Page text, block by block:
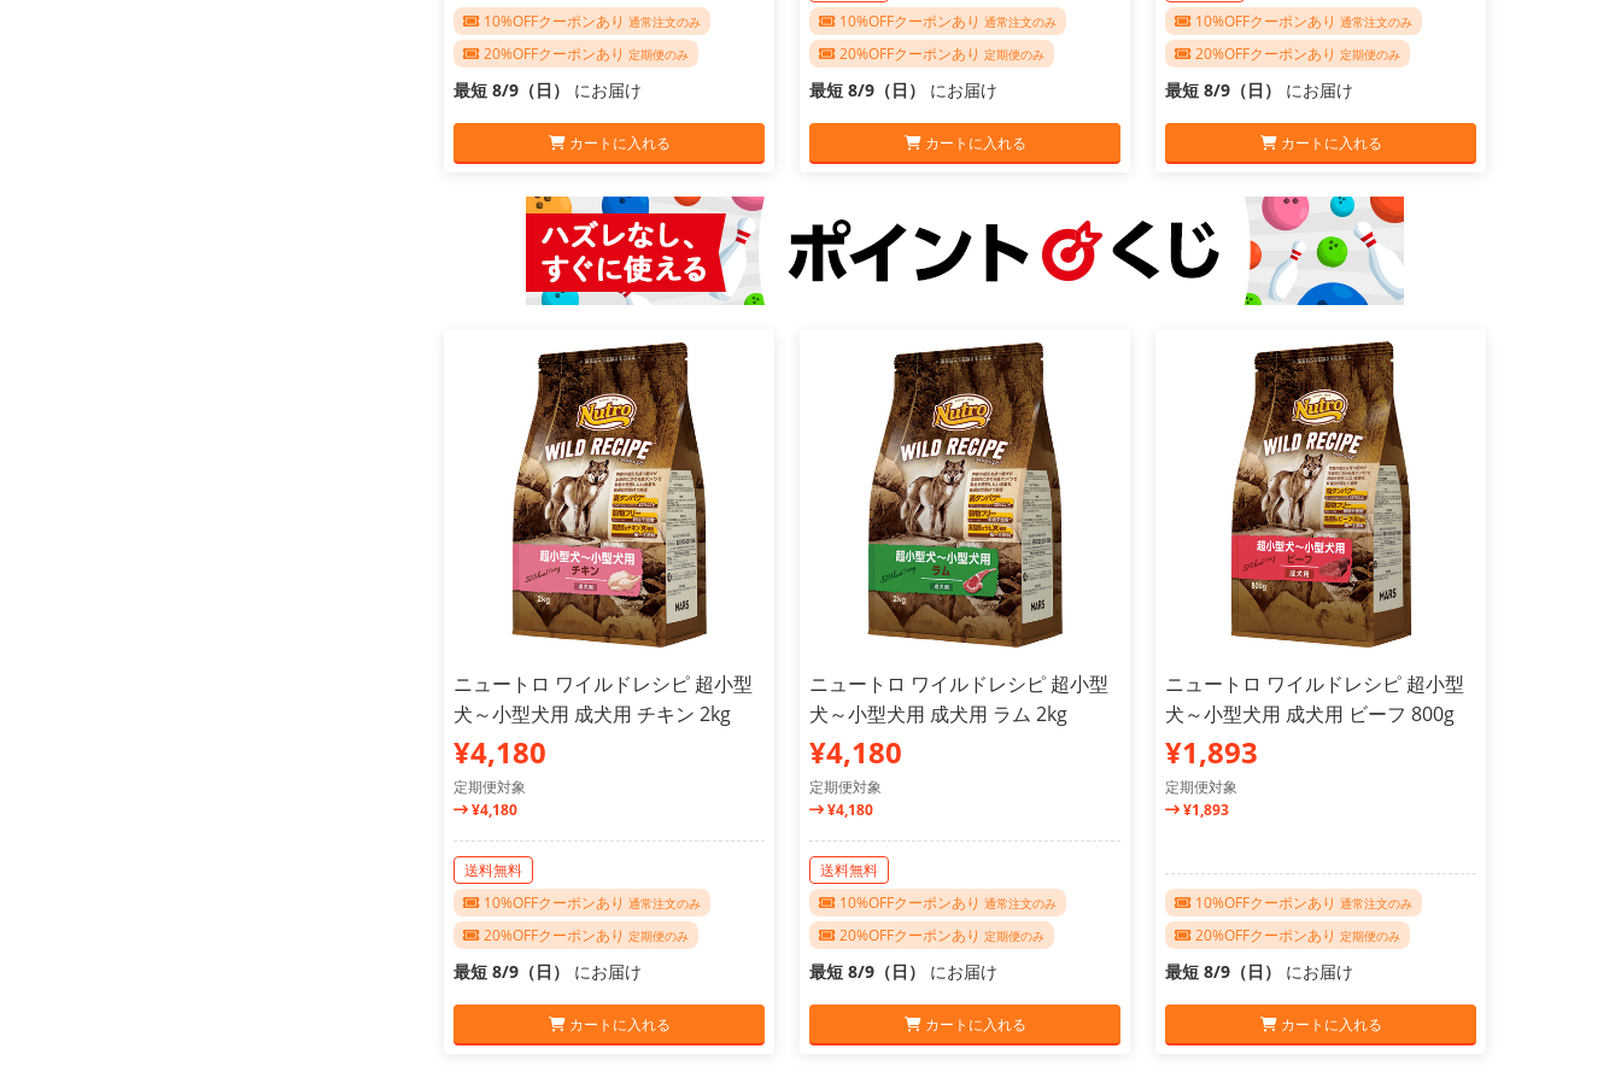
10%OFFクーポンあり 通常注文のみ
20%OFFクーポンあり 定期便のみ
最短 8/9（日） にお届け
カートに入れる
10%OFFクーポンあり 通常注文のみ
20%OFFクーポンあり 定期便のみ
最短 8/9（日） にお届け
カートに入れる
10%OFFクーポンあり 通常注文のみ
20%OFFクーポンあり 定期便のみ
最短 8/9（日） にお届け
カートに入れる
ニュートロ ワイルドレシピ 超小型
犬～小型犬用 成犬用 チキン 2kg
¥4,180
定期便対象
¥4,180
送料無料
10%OFFクーポンあり 通常注文のみ
20%OFFクーポンあり 定期便のみ
最短 8/9（日） にお届け
カートに入れる
ニュートロ ワイルドレシピ 超小型
犬～小型犬用 成犬用 ラム 2kg
¥4,180
定期便対象
¥4,180
送料無料
10%OFFクーポンあり 通常注文のみ
20%OFFクーポンあり 定期便のみ
最短 8/9（日） にお届け
カートに入れる
ニュートロ ワイルドレシピ 超小型
犬～小型犬用 成犬用 ビーフ 800g
¥1,893
定期便対象
¥1,893
10%OFFクーポンあり 通常注文のみ
20%OFFクーポンあり 定期便のみ
最短 8/9（日） にお届け
カートに入れる